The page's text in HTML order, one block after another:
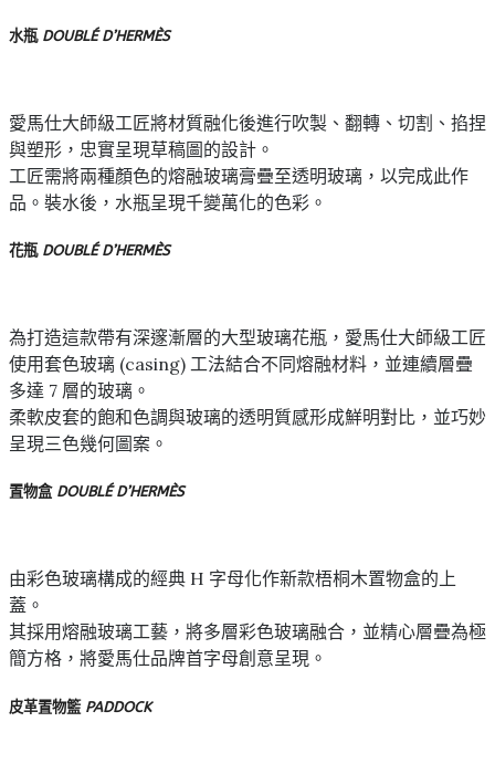
水瓶 DOUBLÉ D’HERMÈS
愛馬仕大師級工匠將材質融化後進行吹製、翻轉、切割、掐捏
與塑形，忠實呈現草稿圖的設計。
工匠需將兩種顏色的熔融玻璃膏疊至透明玻璃，以完成此作
品。裝水後，水瓶呈現千變萬化的色彩。
花瓶 DOUBLÉ D’HERMÈS
為打造這款帶有深邃漸層的大型玻璃花瓶，愛馬仕大師級工匠
使用套色玻璃 (casing) 工法結合不同熔融材料，並連續層疊
多達 7 層的玻璃。
柔軟皮套的飽和色調與玻璃的透明質感形成鮮明對比，並巧妙
呈現三色幾何圖案。
置物盒 DOUBLÉ D’HERMÈS
由彩色玻璃構成的經典 H 字母化作新款梧桐木置物盒的上
蓋。
其採用熔融玻璃工藝，將多層彩色玻璃融合，並精心層疊為極
簡方格，將愛馬仕品牌首字母創意呈現。
皮革置物籃 PADDOCK